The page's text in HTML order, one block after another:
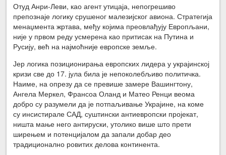
Отуд Анри-Леви, као агент утицаја, непогрешиво
препознаје логику срушеног малезијског авиона. Стратегија
менаџмента жртава, међу којима преовлађују Европљани,
није у првом реду усмерена као притисак на Путина и
Русију, већ на најмоћније европске земље.
Јер логика позиционирања европских лидера у украјинској
кризи све до 17. јула била је непоколебљиво политичка.
Наиме, на опрезу да се превише замере Вашингтону,
Ангела Меркел, Франсоа Оланд и Матео Ренци веома
добро су разумели да је потпаљивање Украјине, на коме
су инсистирале САД, суштински антиевропски пројекат,
ништа мање него антируски, утолико више што прети
ширењем и потенцијалом да запали добар део
традиционално ровитих делова континента.